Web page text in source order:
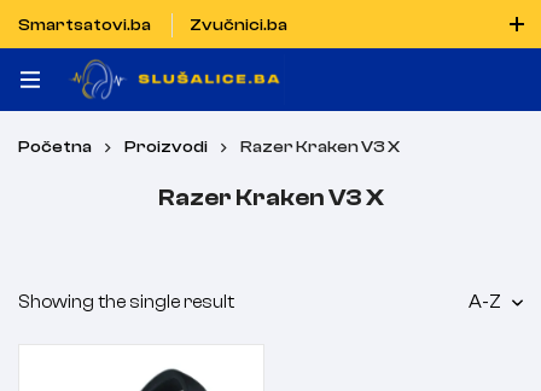
Smartsatovi.ba
Zvučnici.ba
Naručiti možete i porukom putem Vibera i WhatsAppa
Početna Proizvodi Razer Kraken V3 X
Razer Kraken V3 X
Showing the single result A-Z